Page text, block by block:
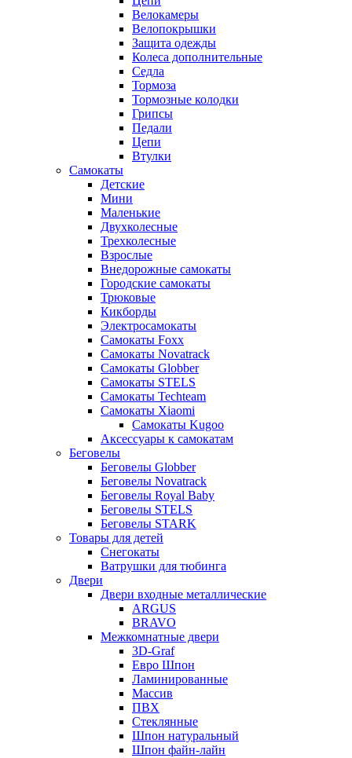
Велокамеры
Велопокрышки
Защита одежды
Колеса дополнительные
Седла
Тормоза
Тормозные колодки
Грипсы
Педали
Цепи
Втулки
Самокаты
Детские
Мини
Маленькие
Двухколесные
Трехколесные
Взрослые
Внедорожные самокаты
Городские самокаты
Трюковые
Кикборды
Электросамокаты
Самокаты Foxx
Самокаты Novatrack
Самокаты Globber
Самокаты STELS
Самокаты Techteam
Самокаты Xiaomi
Самокаты Kugoo
Аксессуары к самокатам
Беговелы
Беговелы Globber
Беговелы Novatrack
Беговелы Royal Baby
Беговелы STELS
Беговелы STARK
Товары для детей
Снегокаты
Ватрушки для тюбинга
Двери
Двери входные металлические
ARGUS
BRAVO
Межкомнатные двери
3D-Graf
Евро Шпон
Ламинированные
Массив
ПВХ
Стеклянные
Шпон натуральный
Шпон файн-лайн